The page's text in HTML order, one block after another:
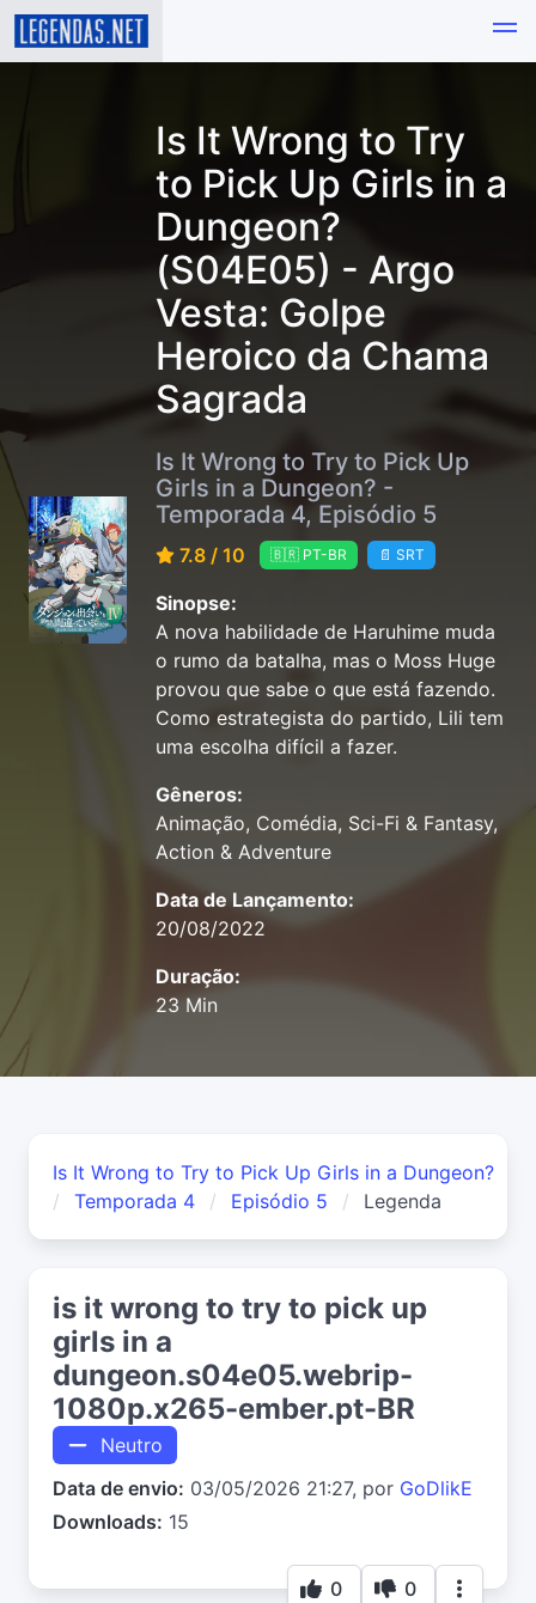
Is It Wrong to Try
to Pick Up Girls in a
Dungeon?
(S04E05) - Argo
Vesta: Golpe
Heroico da Chama
Sagrada
Is It Wrong to Try to Pick Up
Girls in a Dungeon? -
Temporada 4, Episódio 5
7.8 / 10 🇧🇷 PT-BR 📄 SRT
Sinopse:
A nova habilidade de Haruhime muda
o rumo da batalha, mas o Moss Huge
provou que sabe o que está fazendo.
Como estrategista do partido, Lili tem
uma escolha difícil a fazer.
Gêneros:
Animação, Comédia, Sci-Fi & Fantasy,
Action & Adventure
Data de Lançamento:
20/08/2022
Duração:
23 Min
Is It Wrong to Try to Pick Up Girls in a Dungeon?
Temporada 4
Episódio 5 Legenda
is it wrong to try to pick up
girls in a
dungeon.s04e05.webrip-
1080p.x265-ember.pt-BR
Neutro
Data de envio: 03/05/2026 21:27, por GoDlikE
Downloads: 15
0 0